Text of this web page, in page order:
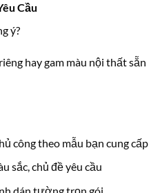
Cầu
ý?
hay gam màu nội thất sẵn
công theo mẫu bạn cung cấp
sắc, chủ đề yêu cầu